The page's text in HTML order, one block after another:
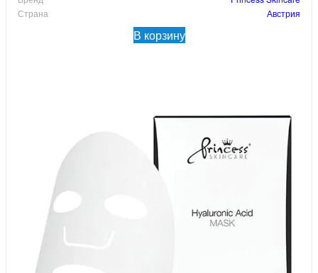
Страна
Австрия
В корзину